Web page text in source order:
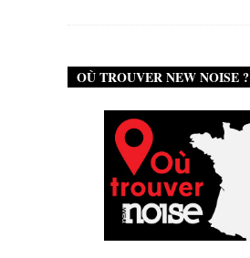
OÙ TROUVER NEW NOISE ?